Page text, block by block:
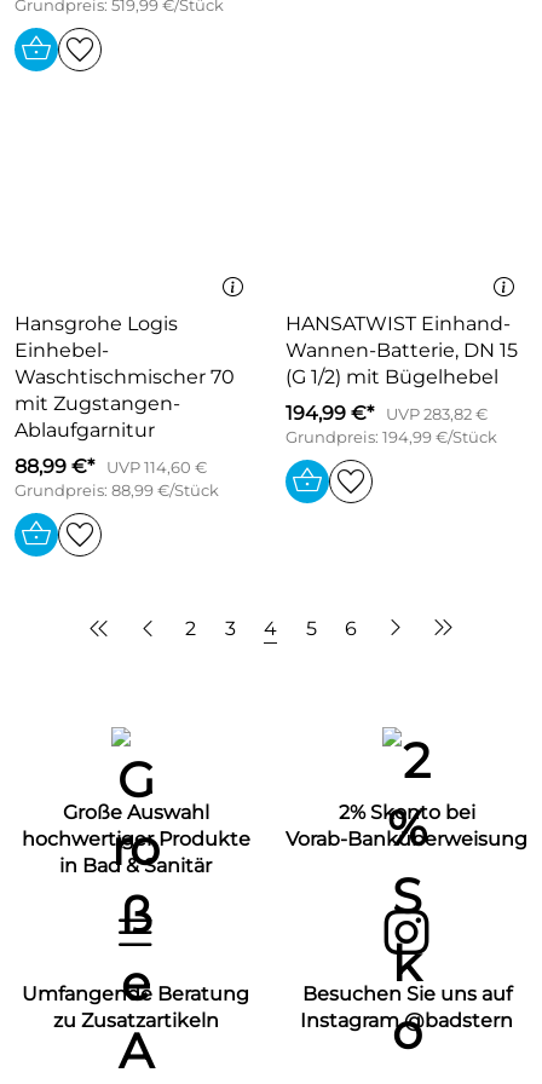
Grundpreis: 519,99 €/Stück
Hansgrohe Logis
Einhebel-
Waschtischmischer 70
mit Zugstangen-
Ablaufgarnitur
88,99 €*
UVP 114,60 €
Grundpreis: 88,99 €/Stück
HANSATWIST Einhand-
Wannen-Batterie, DN 15
(G 1/2) mit Bügelhebel
194,99 €*
UVP 283,82 €
Grundpreis: 194,99 €/Stück
2 3 4 5 6
Große Auswahl
hochwertiger Produkte
in Bad & Sanitär
2% Skonto bei
Vorab-Banküberweisung
Umfangende Beratung
zu Zusatzartikeln
Besuchen Sie uns auf
Instagram @badstern